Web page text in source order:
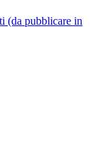
(da pubblicare in